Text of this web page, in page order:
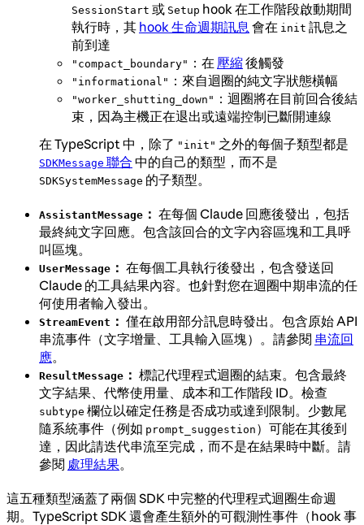
SessionStart 或 Setup hook 在工作階段啟動期間
執行時，其 hook 生命週期訊息 會在 init 訊息之
前到達
"compact_boundary" ：在 壓縮後觸發
"informational" ：來自迴圈的純文字狀態橫幅
"worker_shutting_down" ：迴圈將在目前回合後結
束，因為主機正在退出或遠端控制已斷開連線
在 TypeScript 中，除了 "init" 之外的每個子類型都是
SDKMessage 聯合 中的自己的類型，而不是
SDKSystemMessage 的子類型。
AssistantMessage ： 在每個 Claude 回應後發出，包括
最終純文字回應。包含該回合的文字內容區塊和工具呼
叫區塊。
UserMessage ： 在每個工具執行後發出，包含發送回
Claude 的工具結果內容。也針對您在迴圈中期串流的任
何使用者輸入發出。
StreamEvent ： 僅在啟用部分訊息時發出。包含原始 API
串流事件（文字增量、工具輸入區塊）。請參閱 串流回
應。
ResultMessage ： 標記代理程式迴圈的結束。包含最終
文字結果、代幣使用量、成本和工作階段 ID。檢查
subtype 欄位以確定任務是否成功或達到限制。少數尾
隨系統事件（例如 prompt_suggestion ）可能在其後到
達，因此請迭代串流至完成，而不是在結果時中斷。請
參閱 處理結果。
這五種類型涵蓋了兩個 SDK 中完整的代理程式迴圈生命週
期。TypeScript SDK 還會產生額外的可觀測性事件（hook 事